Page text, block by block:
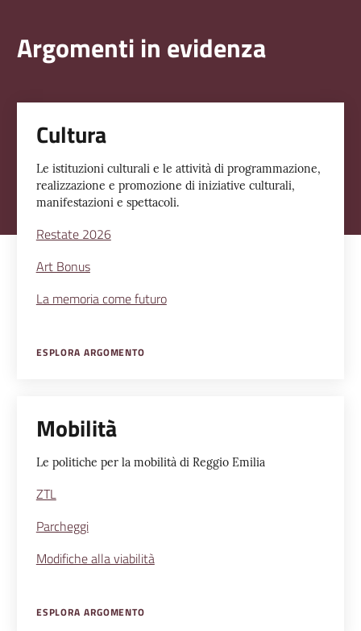
Argomenti in evidenza
Cultura
Le istituzioni culturali e le attività di programmazione,
realizzazione e promozione di iniziative culturali,
manifestazioni e spettacoli.
Restate 2026
Art Bonus
La memoria come futuro
ESPLORA ARGOMENTO
Mobilità
Le politiche per la mobilità di Reggio Emilia
ZTL
Parcheggi
Modifiche alla viabilità
ESPLORA ARGOMENTO